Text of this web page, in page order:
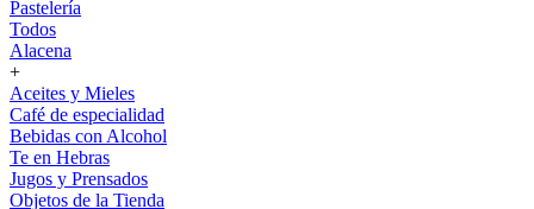
Pastelería
Todos
Alacena
+
Aceites y Mieles
Café de especialidad
Bebidas con Alcohol
Te en Hebras
Jugos y Prensados
Objetos de la Tienda